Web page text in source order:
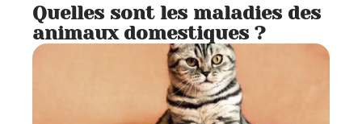
Quelles sont les maladies des
animaux domestiques ?